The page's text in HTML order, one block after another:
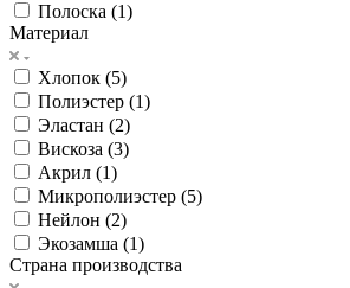
Полоска (1)
Материал
Хлопок (5)
Полиэстер (1)
Эластан (2)
Вискоза (3)
Акрил (1)
Микрополиэстер (5)
Нейлон (2)
Экозамша (1)
Страна производства